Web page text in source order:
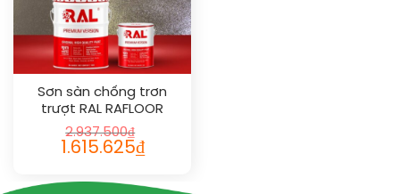
Sơn sàn chống trơn
trượt RAL RAFLOOR
ANTI-SLIP 1027
2.937.500₫
1.615.625₫